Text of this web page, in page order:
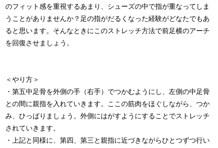
のフィット感を重視するあまり、シューズの中で指が重なってしま
うことがありませんか？足の指がだるくなった経験がどなたでもあ
ると思います。そんなときにこのストレッチ方法で前足横のアーチ
を回復させましょう。
＜やり方＞
・第五中足骨を外側の手（右手）でつかむようにし、左側の中足骨
との間に親指を入れていきます。ここの筋肉をほぐしながら、つか
み、ひっぱりましょう。外側にはがすようにすることでストレッチ
されていきます。
・上記と同様に、第四、第三と親指に近づきながらひとつずつ行い